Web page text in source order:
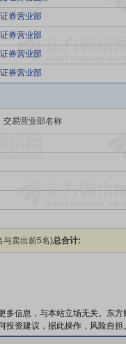
券营业部
券营业部
券营业部
券营业部
交易营业部名称
与卖出前5名)总合计:
多信息，与本站立场无关。东
投资建议，据此操作，风险自担